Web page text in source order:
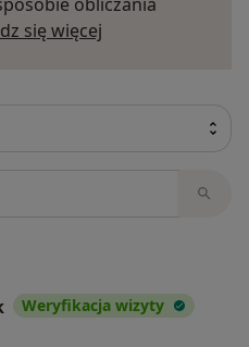
się więcej
Weryfikacja wizyty